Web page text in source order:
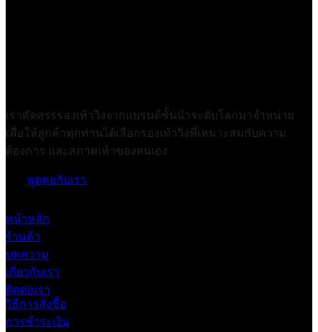
เราคัดสรรรองเท้าวิ่งจากแบรนด์ชั้นนำระดับโลกมาจำหน่าย
เพื่อให้ลูกค้าทุกท่านได้เลือกรองเท้าวิ่งที่เหมาะสมกับความ
ต้องการ และสภาพเท้าของตนเอง
พูดคุยกับเรา
หน้าหลัก
ร้านค้า
บทความ
เกี่ยวกับเรา
ติดต่อเรา
วิธีการสั่งซื้อ
การชำระเงิน